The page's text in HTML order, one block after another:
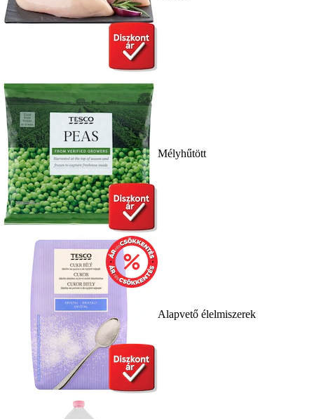
Mélyhűtött
Alapvető élelmiszerek